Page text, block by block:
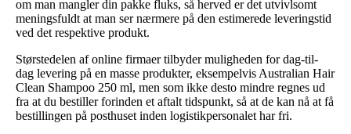
om man mangler din pakke fluks, så herved er det utvivlsomt
meningsfuldt at man ser nærmere på den estimerede leveringstid
ved det respektive produkt.
Størstedelen af online firmaer tilbyder muligheden for dag-til-
dag levering på en masse produkter, eksempelvis Australian Hair
Clean Shampoo 250 ml, men som ikke desto mindre regnes ud
fra at du bestiller forinden et aftalt tidspunkt, så at de kan nå at få
bestillingen på posthuset inden logistikpersonalet har fri.